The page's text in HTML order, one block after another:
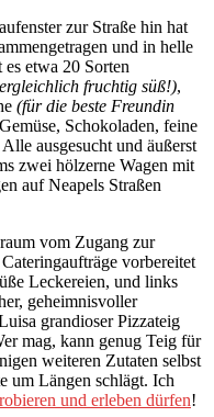
zur Straße hin hat
und in helle
etwa 20 Sorten
fruchtig süß!),
(für die beste Freundin
Schokoladen, feine
ausgesucht und äußerst
zwei hölzerne Wagen mit
auf Neapels Straßen
vom Zugang zur
vorbereitet
Leckereien, und links
geheimnisvoller
grandioser Pizzateig
mag, kann genug Teig für
weiteren Zutaten selbst
um Längen schlägt. Ich
und erleben dürfen!